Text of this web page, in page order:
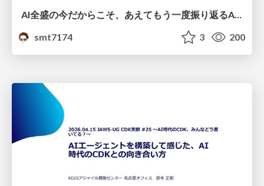
AI全盛の今だからこそ、あえてもう一度振り返るAPIの基礎
smt7174
3 200